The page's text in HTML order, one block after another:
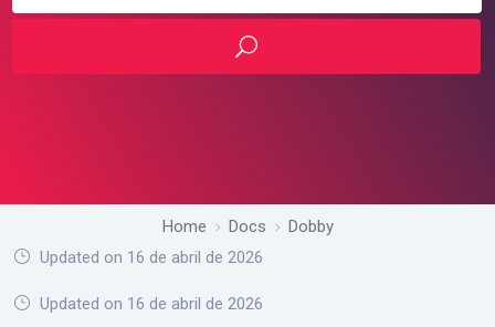
Home Docs
Dobby
Updated on 16 de abril de 2026
Updated on 16 de abril de 2026